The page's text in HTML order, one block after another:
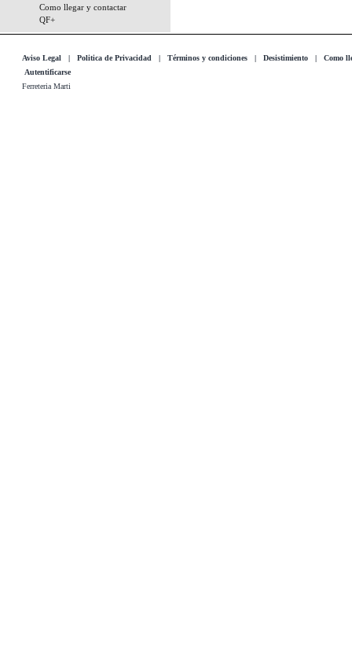
Como llegar y contactar
QF+
Aviso Legal | Politica de Privacidad | Términos y condiciones | Desistimiento | Como
Autentificarse
Ferreteria Marti